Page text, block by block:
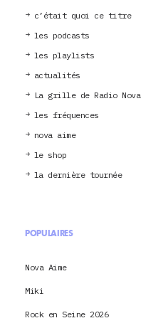
c’était quoi ce titre
les podcasts
les playlists
actualités
La grille de Radio Nova
les fréquences
nova aime
le shop
la dernière tournée
POPULAIRES
Nova Aime
Miki
Rock en Seine 2026